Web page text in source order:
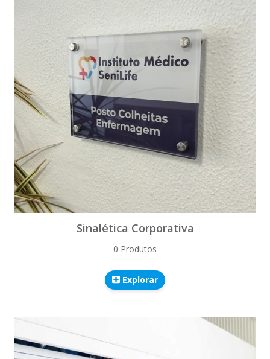
Sinalética Corporativa
0 Produtos
Explorar